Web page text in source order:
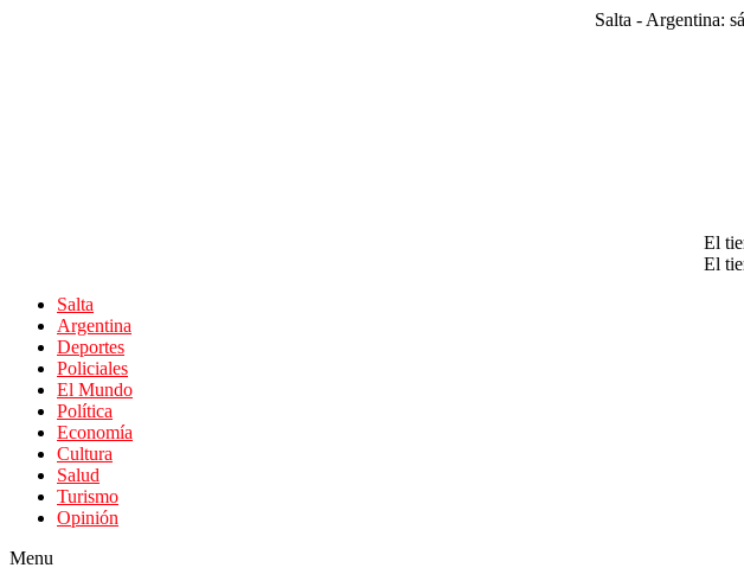
Salta - Argentina:
El
El
Salta
Argentina
Deportes
Policiales
El Mundo
Política
Economía
Cultura
Salud
Turismo
Opinión
Menu